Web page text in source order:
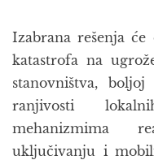
Izabrana rešenja
katastrofa na
stanovništva,
ranjivosti
mehanizmima
uključivanju i